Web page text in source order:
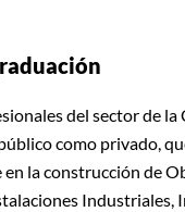
del sector de la
como privado,
la construcción de
Industriales,